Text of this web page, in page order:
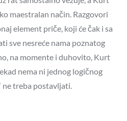
maestralan način. Razgovori
element priče, koji će čak i sa
sve nesreće nama poznatog
na momente i duhovito, Kurt
nema ni jednog logičnog
ne treba postavljati.